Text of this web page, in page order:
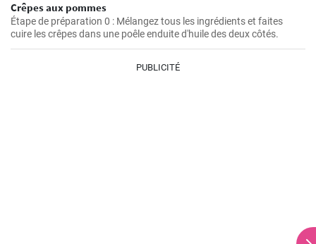
Crêpes aux pommes
Étape de préparation 0 : Mélangez tous les ingrédients et faites
cuire les crêpes dans une poêle enduite d'huile des deux côtés.
PUBLICITÉ